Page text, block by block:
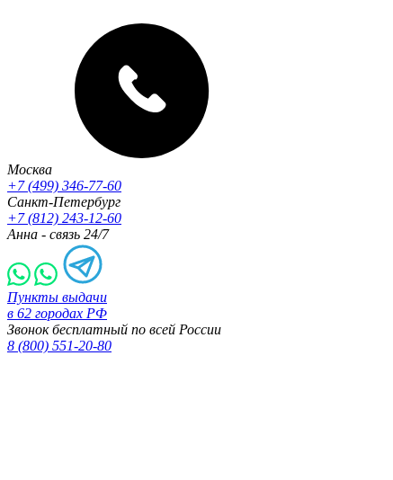
Москва
+7 (499) 346-77-60
Санкт-Петербург
+7 (812) 243-12-60
Анна - связь 24/7
Пункты выдачи
в 62 городах РФ
Звонок бесплатный по всей России
8 (800) 551-20-80